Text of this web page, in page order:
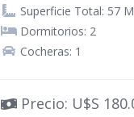
Superficie Total: 57
Dormitorios: 2
Cocheras: 1
Precio: U$S